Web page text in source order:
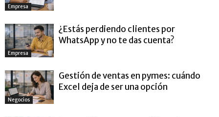
Empresa
Empresa
¿Estás perdiendo clientes por
WhatsApp y no te das cuenta?
Negocios
Gestión de ventas en pymes: cuándo
Excel deja de ser una opción